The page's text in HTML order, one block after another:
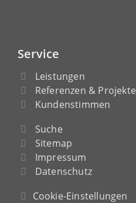
Service
Leistungen
Referenzen & Projekte
Kundenstimmen
Suche
Sitemap
Impressum
Datenschutz
Cookie-Einstellungen